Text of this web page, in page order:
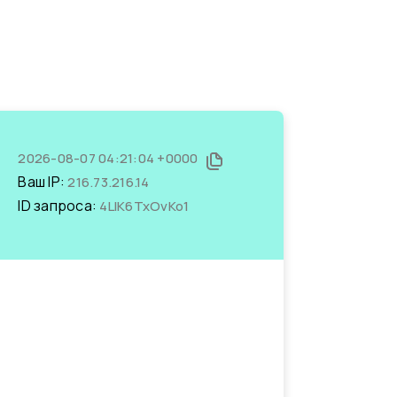
2026-08-07 04:21:04 +0000
Ваш IP:216.73.216.14
ID запроса: 4LIK6TxOvKo1